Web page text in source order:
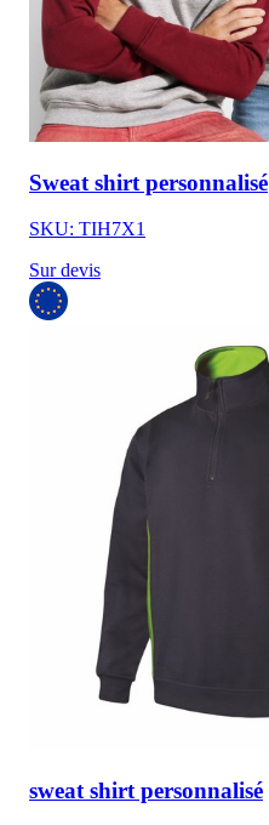
Sweat shirt personnalisé
SKU: TIH7X1
Sur devis
sweat shirt personnalisé